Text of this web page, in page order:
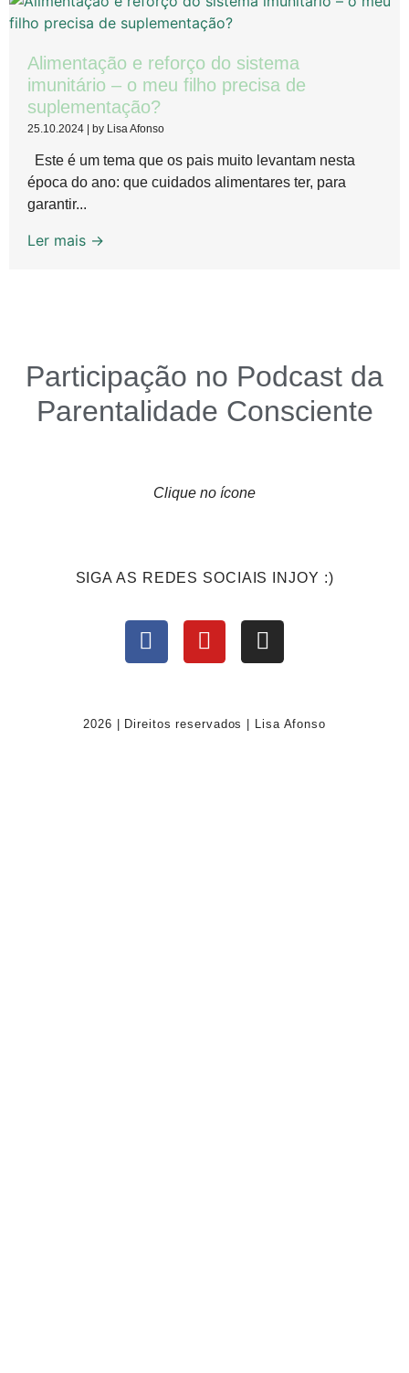
Alimentação e reforço do sistema
imunitário – o meu filho precisa de
suplementação?
25.10.2024 | by Lisa Afonso
Este é um tema que os pais muito levantam nesta
época do ano: que cuidados alimentares ter, para
garantir...
Ler mais →
Participação no Podcast da
Parentalidade Consciente
Clique no ícone
SIGA AS REDES SOCIAIS INJOY :)
2026 | Direitos reservados | Lisa Afonso